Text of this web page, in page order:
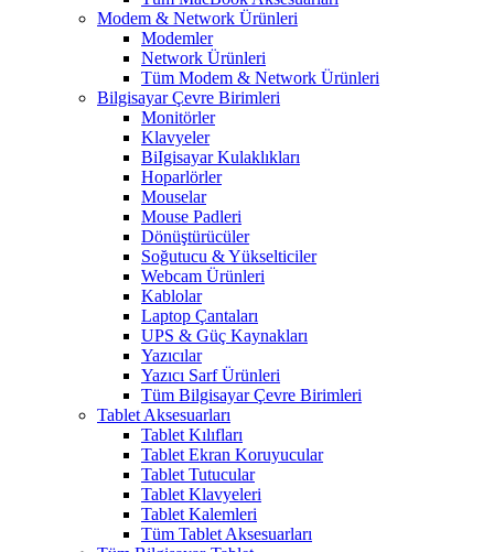
Modem & Network Ürünleri
Modemler
Network Ürünleri
Tüm Modem & Network Ürünleri
Bilgisayar Çevre Birimleri
Monitörler
Klavyeler
BiIgisayar Kulaklıkları
Hoparlörler
Mouselar
Mouse Padleri
Dönüştürücüler
Soğutucu & Yükselticiler
Webcam Ürünleri
Kablolar
Laptop Çantaları
UPS & Güç Kaynakları
Yazıcılar
Yazıcı Sarf Ürünleri
Tüm Bilgisayar Çevre Birimleri
Tablet Aksesuarları
Tablet Kılıfları
Tablet Ekran Koruyucular
Tablet Tutucular
Tablet Klavyeleri
Tablet Kalemleri
Tüm Tablet Aksesuarları